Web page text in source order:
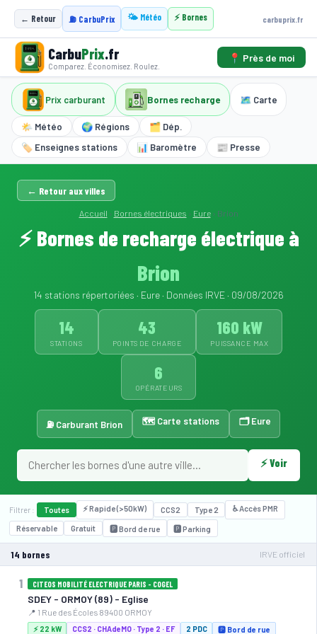
← Retour ⛽ CarbuPrix 🌤️ Météo ⚡ Bornes carbuprix.fr
CarbuPrix.fr
Comparez. Économisez. Roulez.
📍 Près de moi
Prix carburant Bornes recharge 🗺️ Carte
🌤️ Météo 🌍 Régions
🗂️ Dép.
🏷️ Enseignes stations
📊 Baromètre 📰 Presse
← Retour aux villes
Accueil › Bornes électriques › Eure› Brion
⚡ Bornes de recharge électrique à
Brion
14 stations répertoriées · Eure · Données IRVE · 09/08/2026
14
STATIONS
43
POINTS DE CHARGE
160 kW
PUISSANCE MAX
6
OPÉRATEURS
⛽ Carburant Brion 🗺️ Carte stations 🗂️ Eure
⚡ Voir
Filtrer : Toutes ⚡ Rapide (>50kW) CCS2 Type 2 ♿ Accès PMR
Réservable Gratuit 🅿️ Bord de rue 🅿️ Parking
14 bornes IRVE officiel
1 CITEOS MOBILITÉ ELECTRIQUE PARIS - COGEL
SDEY - ORMOY (89) - Eglise
📍 1 Rue des Écoles 89400 ORMOY
⚡ 22 kW CCS2 · CHAdeMO · Type 2 · EF 2 PDC
🅿️ Bord de rue